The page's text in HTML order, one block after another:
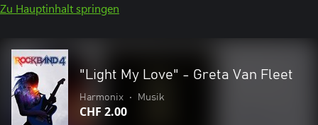
Zu Hauptinhalt springen
"Light My Love" - Greta Van Fleet
Harmonix • Musik
CHF 2.00